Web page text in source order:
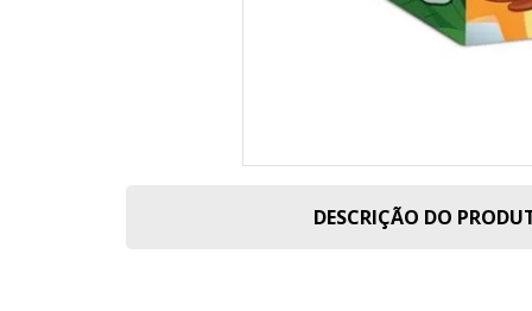
DESCRIÇÃO DO